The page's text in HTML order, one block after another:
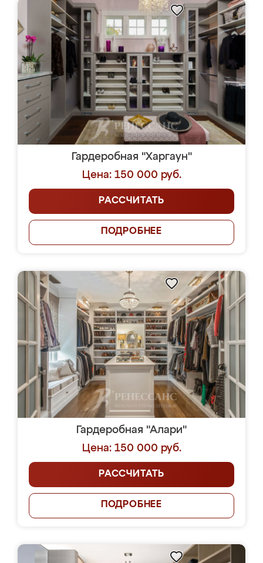
Гардеробная "Харгаун"
Цена: 150 000 руб.
РАССЧИТАТЬ
ПОДРОБНЕЕ
Гардеробная "Алари"
Цена: 150 000 руб.
РАССЧИТАТЬ
ПОДРОБНЕЕ